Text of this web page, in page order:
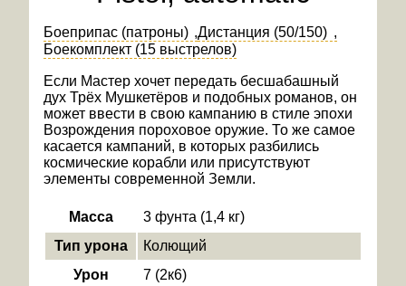
Боеприпас (патроны)
Дистанция (50/150)
Боекомплект (15 выстрелов)
Если Мастер хочет передать бесшабашный
дух Трёх Мушкетёров и подобных романов, он
может ввести в свою кампанию в стиле эпохи
Возрождения пороховое оружие. То же самое
касается кампаний, в которых разбились
космические корабли или присутствуют
элементы современной Земли.
Масса
3 фунта (1,4 кг)
Тип урона
Колющий
Урон
7 (2к6)